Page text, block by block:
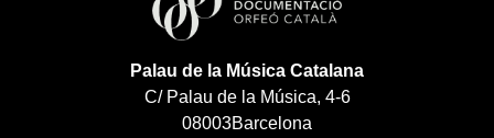
Palau de la Música Catalana
C/ Palau de la Música, 4-6
08003Barcelona